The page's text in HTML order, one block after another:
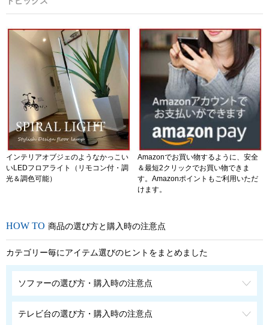
インテリアオブジェのようなかっこい
いLEDフロアライト（リモコン付・調
光＆調色可能）
Amazonでお買い物するように、安全
＆最短2クリックでお買い物できま
す。Amazonポイントもご利用いただ
けます。
商品の選び方と購入時の注意点
カテゴリー毎にアイテム選びのヒントをまとめました
ソファーの選び方・購入時の注意点
テレビ台の選び方・購入時の注意点